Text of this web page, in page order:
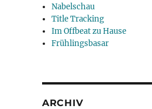
Nabelschau
Title Tracking
Im Offbeat zu Hause
Frühlingsbasar
ARCHIV